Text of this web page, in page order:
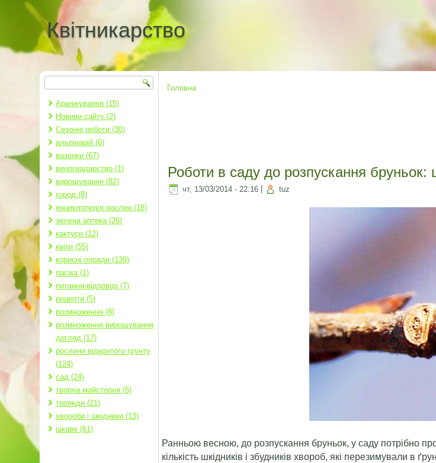
Квітникарство
Пошукова форма
Пошук
Аранжування (15)
Новини сайту (2)
Сезонні роботи (30)
альпінарій (6)
вазонки (67)
виноградарство (1)
вирощування (82)
город (8)
енциклопедія рослин (18)
зелена аптека (26)
кактуси (12)
квіти (55)
корисні поради (139)
пасіка (1)
питання-відповіді (7)
рецепти (5)
розмноження (8)
розмноження вирощування
догляд (17)
рослини відкритого грунту
(124)
сад (24)
творча майстерня (5)
троянди (21)
хвороби і шкідники (13)
цікаве (61)
Ви є тут
Головна
Роботи в саду до розпускання бруньок:
чт, 13/03/2014 - 22:16 tuz
Ранньою весною, до розпускання бруньок, у саду потрібно
кількість шкідників і збудників хвороб, які перезимували в